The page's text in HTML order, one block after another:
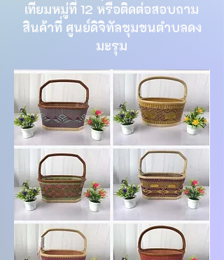
เทียมหมู่ที่ 12 หรือติดต่อสอบถาม
สินค้าที่ ศูนย์ดิจิทัลชุมชนตำบลดง
มะรุม